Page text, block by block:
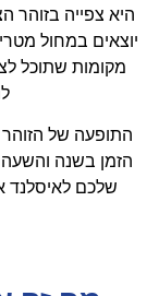
היא צפייה בזוהר
יוצאים במחול
מקומות שתוכל
התופעה של הזוהר
הזמן בשנה והשעה
שלכם לאיסלנד